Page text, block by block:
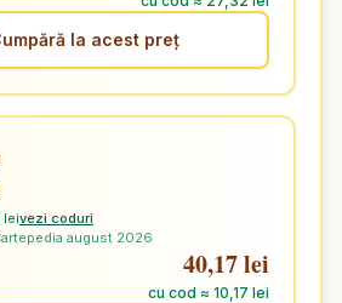
la acest preț
leivezi coduri
august 2026
40,17 lei
cu cod ≈ 10,17 lei